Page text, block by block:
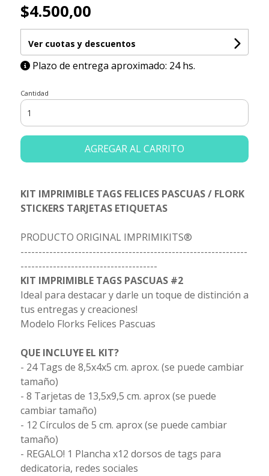
$4.500,00
Ver cuotas y descuentos
Plazo de entrega aproximado: 24 hs.
Cantidad
AGREGAR AL CARRITO
KIT IMPRIMIBLE TAGS FELICES PASCUAS / FLORK
STICKERS TARJETAS ETIQUETAS
PRODUCTO ORIGINAL IMPRIMIKITS®
---------------------------------------------------------------
--------------------------------------
KIT IMPRIMIBLE TAGS PASCUAS #2
Ideal para destacar y darle un toque de distinción a
tus entregas y creaciones!
Modelo Florks Felices Pascuas
QUE INCLUYE EL KIT?
- 24 Tags de 8,5x4x5 cm. aprox. (se puede cambiar
tamaño)
- 8 Tarjetas de 13,5x9,5 cm. aprox (se puede
cambiar tamaño)
- 12 Círculos de 5 cm. aprox (se puede cambiar
tamaño)
- REGALO! 1 Plancha x12 dorsos de tags para
dedicatoria, redes sociales